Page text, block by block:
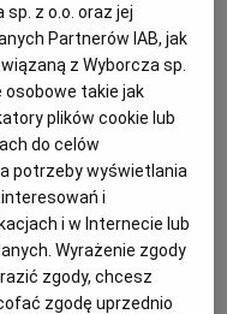
zabezpieczeń
nie tylko od
od innych
określoną
przypadku
z o.o. oraz jej
Partnerów IAB, jak
z Wyborcza sp.
osobowe takie jak
plików cookie lub
do celów
potrzeby wyświetlania
i
i w Internecie lub
Wyrażenie zgody
zgody, chcesz
zgodę uprzednio